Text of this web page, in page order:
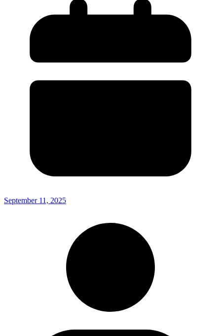
September 11, 2025